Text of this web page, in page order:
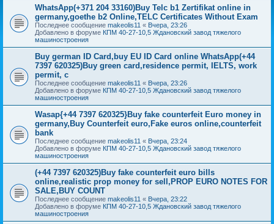
WhatsApp(+371 204 33160)Buy Telc b1 Zertifikat online in
germany,goethe b2 Online,TELC Certificates Without Exam
Последнее сообщение makeolis11 « Вчера, 23:26
Добавлено в форуме КПМ 40-27-10,5 Ждановский завод тяжелого
машиностроения
Buy german ID Card,buy EU ID Card online WhatsApp(+44
7397 620325)Buy green card,residence permit, IELTS, work
permit, c
Последнее сообщение makeolis11 « Вчера, 23:26
Добавлено в форуме КПМ 40-27-10,5 Ждановский завод тяжелого
машиностроения
Wasap{+44 7397 620325}Buy fake counterfeit Euro money in
germany,Buy Counterfeit euro,Fake euros online,counterfeit
bank
Последнее сообщение makeolis11 « Вчера, 23:24
Добавлено в форуме КПМ 40-27-10,5 Ждановский завод тяжелого
машиностроения
(+44 7397 620325)Buy fake counterfeit euro bills
online,realistic prop money for sell,PROP EURO NOTES FOR
SALE,BUY COUNT
Последнее сообщение makeolis11 « Вчера, 23:22
Добавлено в форуме КПМ 40-27-10,5 Ждановский завод тяжелого
машиностроения